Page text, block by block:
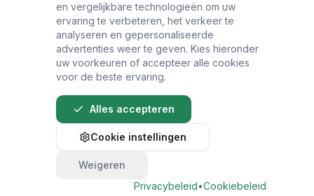
Informatie toevoegen?
Heeft u een tandartspraktijk? Neem contact op om uw praktijk
toe te voegen.
© 2024 Vind Tandarts. Alle rechten voorbehouden.
Over Ons
• Privacy Policy
Voorwaarden
• Sitemap
en vergelijkbare technologieën om uw
ervaring te verbeteren, het verkeer te
analyseren en gepersonaliseerde
advertenties weer te geven. Kies hieronder
uw voorkeuren of accepteer alle cookies
voor de beste ervaring.
Alles accepteren
Cookie instellingen
Weigeren
Privacybeleid•Cookiebeleid